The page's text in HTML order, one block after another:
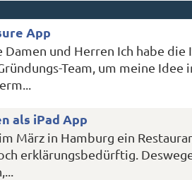
App
Damen und Herren Ich habe
Team, um meine
als iPad App
März in Hamburg ein
erklärungsbedürftig.